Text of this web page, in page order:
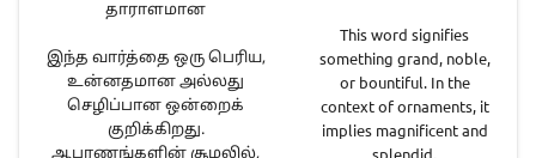
தாராளமான
இந்த வார்த்தை ஒரு பெரிய,
உன்னதமான அல்லது
செழிப்பான ஒன்றைக்
குறிக்கிறது.
This word signifies
something grand, noble,
or bountiful. In the
context of ornaments, it
implies magnificent and
splendid.